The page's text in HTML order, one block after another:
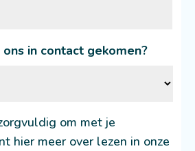
in contact gekomen?
om met je
hier meer over lezen in onze